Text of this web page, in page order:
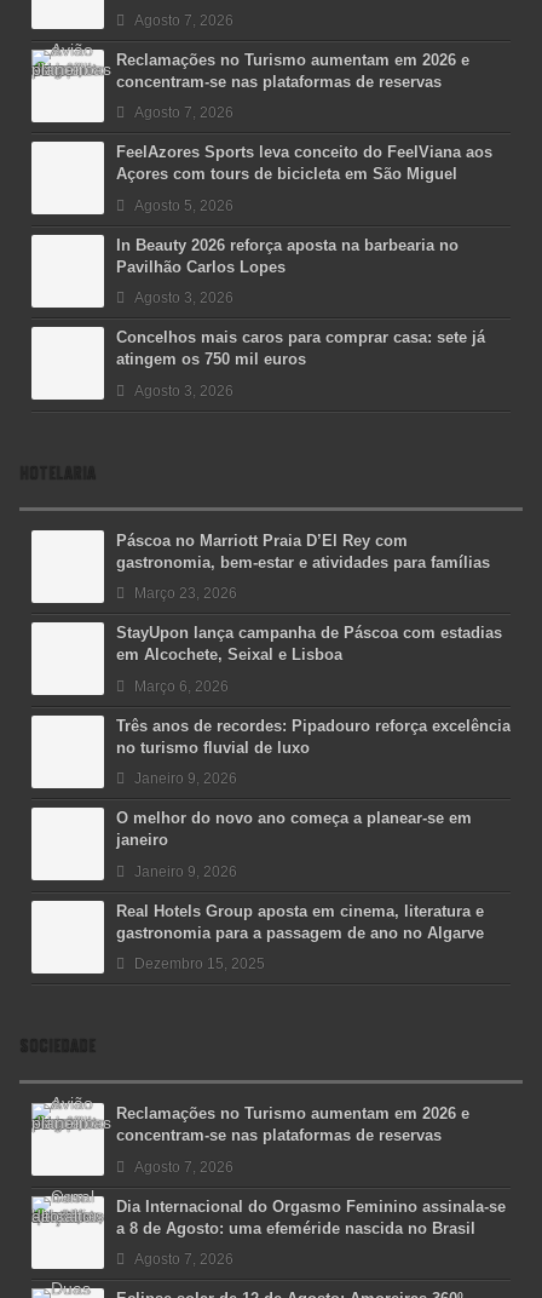
Agosto 7, 2026
Reclamações no Turismo aumentam em 2026 e
concentram-se nas plataformas de reservas
Agosto 7, 2026
FeelAzores Sports leva conceito do FeelViana aos
Açores com tours de bicicleta em São Miguel
Agosto 5, 2026
In Beauty 2026 reforça aposta na barbearia no
Pavilhão Carlos Lopes
Agosto 3, 2026
Concelhos mais caros para comprar casa: sete já
atingem os 750 mil euros
Agosto 3, 2026
HOTELARIA
Páscoa no Marriott Praia D’El Rey com
gastronomia, bem-estar e atividades para famílias
Março 23, 2026
StayUpon lança campanha de Páscoa com estadias
em Alcochete, Seixal e Lisboa
Março 6, 2026
Três anos de recordes: Pipadouro reforça excelência
no turismo fluvial de luxo
Janeiro 9, 2026
O melhor do novo ano começa a planear-se em
janeiro
Janeiro 9, 2026
Real Hotels Group aposta em cinema, literatura e
gastronomia para a passagem de ano no Algarve
Dezembro 15, 2025
SOCIEDADE
Reclamações no Turismo aumentam em 2026 e
concentram-se nas plataformas de reservas
Agosto 7, 2026
Dia Internacional do Orgasmo Feminino assinala-se
a 8 de Agosto: uma efeméride nascida no Brasil
Agosto 7, 2026